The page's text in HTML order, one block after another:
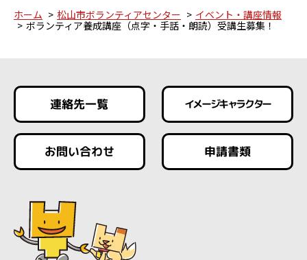
ホーム 松山市ボランティアセンター
イベント・講座情報
ボランティア養成講座（点字・手話・朗読）受講生募集！
連絡先一覧 イメージキャラクター
お問い合わせ 申請書類